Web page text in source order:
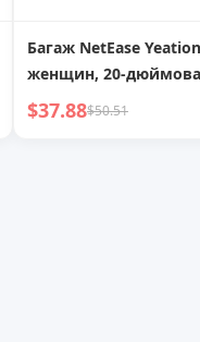
Багаж NetEase
женщин, 20-
небольшая сумка для
ручной клади с
$37.88$50.51